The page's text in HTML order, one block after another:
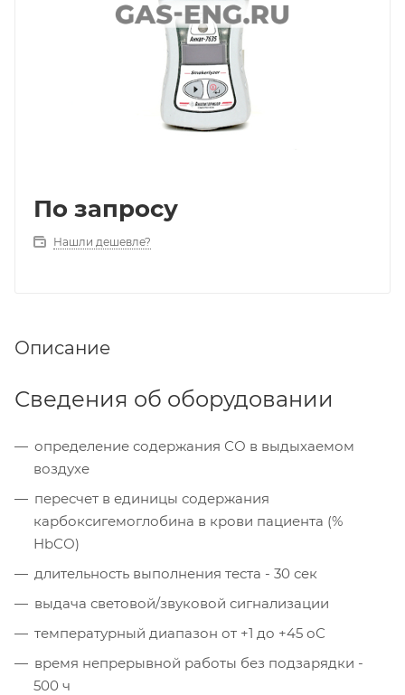
По запросу
Нашли дешевле?
Описание
Сведения об оборудовании
определение содержания СО в выдыхаемом
воздухе
пересчет в единицы содержания
карбоксигемоглобина в крови пациента (%
HbСО)
длительность выполнения теста - 30 сек
выдача световой/звуковой сигнализации
температурный диапазон от +1 до +45 оС
время непрерывной работы без подзарядки -
500 ч